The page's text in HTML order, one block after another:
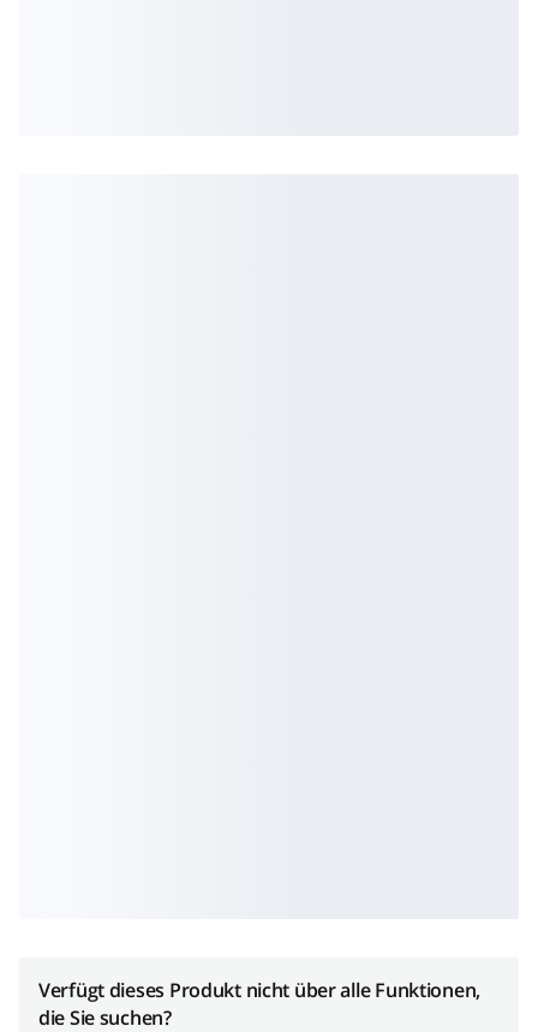
Verfügt dieses Produkt nicht über alle Funktionen,
die Sie suchen?